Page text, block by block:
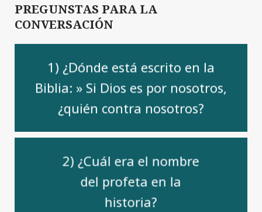
PREGUNSTAS PARA LA
CONVERSACIÓN
1) ¿Dónde está escrito en la
Biblia: » Si Dios es por nosotros,
¿quién contra nosotros?
2) ¿Cuál era el nombre
del profeta en la
historia?